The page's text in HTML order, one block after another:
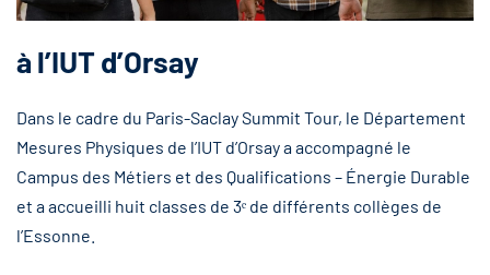
à l’IUT d’Orsay
Dans le cadre du Paris-Saclay Summit Tour, le Département
Mesures Physiques de l’IUT d’Orsay a accompagné le
Campus des Métiers et des Qualifications – Énergie Durable
et a accueilli huit classes de 3ᵉ de différents collèges de
l’Essonne.